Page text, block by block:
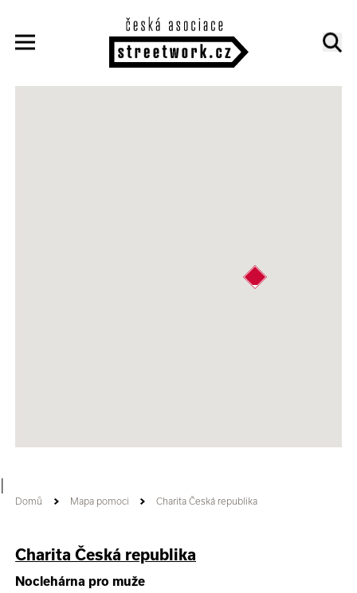
Domů Mapa pomoci Charita Česká republika
Charita Česká republika
Noclehárna pro muže